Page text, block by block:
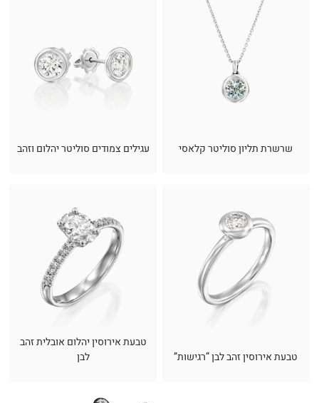
שרשרת תליון סוליטר קלאסי עגילים צמודים סוליטר יהלום וזהב
טבעת אירוסין זהב לבן “רגישות”
טבעת אירוסין יהלום אובלית זהב
לבן